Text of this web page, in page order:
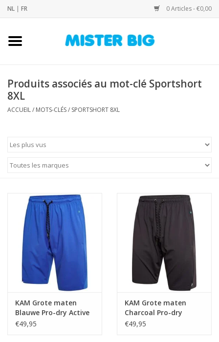
NL | FR 0 Articles - €0,00
Accueil
Notre Boutique
Produits associés au mot-clé Sportshort
8XL
ACCUEIL/ MOTS-CLÉS/ SPORTSHORT 8XL
KAM Grote maten
Blauwe Pro-dry Active
Sportshort
€49,95
KAM Grote maten
Charcoal Pro-dry
Active Sportshort
€49,95